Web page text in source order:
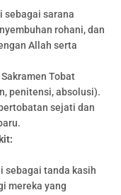
sebagai sarana
rohani, dan
Allah serta
Tobat
penitensi, absolusi).
sejati dan
sebagai tanda kasih
mereka yang